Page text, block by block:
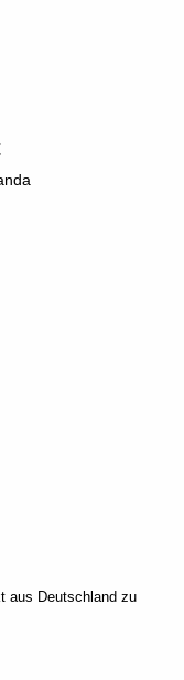
aus Deutschland zu